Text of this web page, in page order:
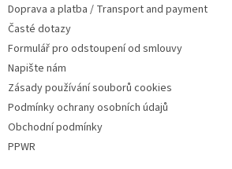
Doprava a platba / Transport and payment
Časté dotazy
Formulář pro odstoupení od smlouvy
Napište nám
Zásady používání souborů cookies
Podmínky ochrany osobních údajů
Obchodní podmínky
PPWR